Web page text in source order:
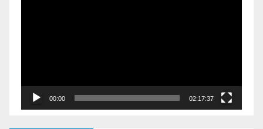
00:00 02:17:37